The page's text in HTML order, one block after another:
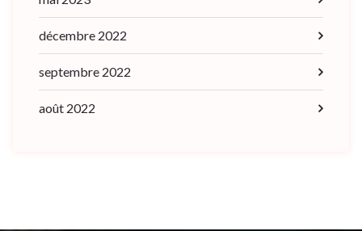
décembre 2022
septembre 2022
août 2022